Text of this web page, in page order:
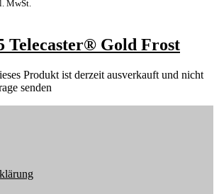
MwSt.
Telecaster® Gold Frost
Produkt ist derzeit ausverkauft und nicht
senden